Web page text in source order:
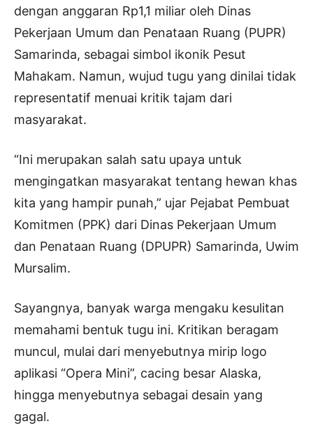
dengan anggaran Rp1,1 miliar oleh Dinas
Pekerjaan Umum dan Penataan Ruang (PUPR)
Samarinda, sebagai simbol ikonik Pesut
Mahakam. Namun, wujud tugu yang dinilai tidak
representatif menuai kritik tajam dari
masyarakat.
“Ini merupakan salah satu upaya untuk
mengingatkan masyarakat tentang hewan khas
kita yang hampir punah,” ujar Pejabat Pembuat
Komitmen (PPK) dari Dinas Pekerjaan Umum
dan Penataan Ruang (DPUPR) Samarinda, Uwim
Mursalim.
Sayangnya, banyak warga mengaku kesulitan
memahami bentuk tugu ini. Kritikan beragam
muncul, mulai dari menyebutnya mirip logo
aplikasi “Opera Mini”, cacing besar Alaska,
hingga menyebutnya sebagai desain yang
gagal.